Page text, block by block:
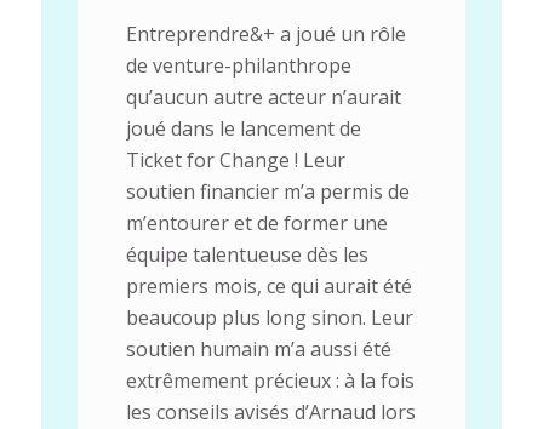
Entreprendre&+ a joué un rôle
de venture-philanthrope
qu’aucun autre acteur n’aurait
joué dans le lancement de
Ticket for Change ! Leur
soutien financier m’a permis de
m’entourer et de former une
équipe talentueuse dès les
premiers mois, ce qui aurait été
beaucoup plus long sinon. Leur
soutien humain m’a aussi été
extrêmement précieux : à la fois
les conseils avisés d’Arnaud lors